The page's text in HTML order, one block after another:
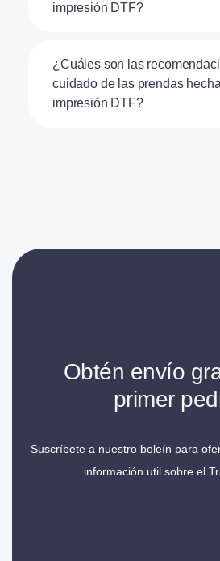
impresión DTF?
¿Cuáles son las
cuidado de las prendas
impresión DTF?
Obtén envío
primer
Suscríbete a nuestro boleín para
información util sobre el